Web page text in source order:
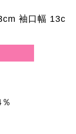
袖口幅 13c
ド>>